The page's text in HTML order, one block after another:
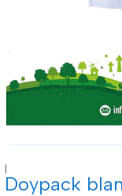
|
Doypack